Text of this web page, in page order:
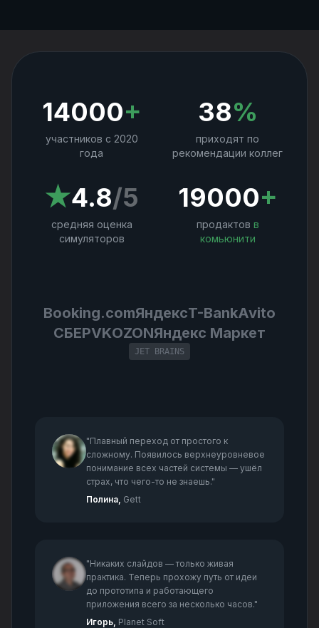
14000+
участников с 2020
года
38%
приходят по
рекомендации коллег
★4.8/5
средняя оценка
симуляторов
19000+
продактов в
комьюнити
Booking.comЯндексT-BankAvito
СБЕРVKOZONЯндекс Маркет
JET BRAINS
"Плавный переход от простого к
сложному. Появилось верхнеуровневое
понимание всех частей системы — ушёл
страх, что чего-то не знаешь."
Полина, Gett
"Никаких слайдов — только живая
практика. Теперь прохожу путь от идеи
до прототипа и работающего
приложения всего за несколько часов."
Игорь, Planet Soft